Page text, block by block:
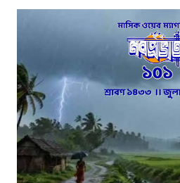
এককালীন। সব পেশার লোকেরাই কত নিষ্ঠা ভরে গাঁয়ে
সামান্য আয় হত তাদের। আর সেই আয়টুকুই ছিল
কালে কালান্তরে সেই সব পেশা,সেই সব সমাজবন্ধুরা
আছে অগ্রজের গল্পকথায়,আর বিভিন...